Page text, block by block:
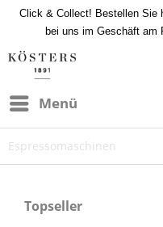
Click & Collect! Bestellen Sie
bei uns im Geschäft am
Menü
Espressomaschinen
Topseller